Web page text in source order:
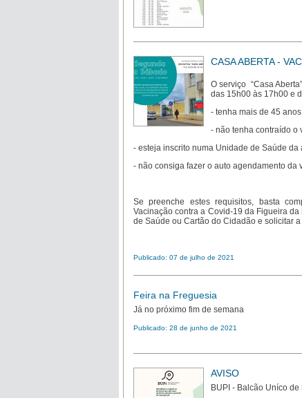
CASA ABERTA -
O serviço “Casa
das 15h00 às 17h00 e
- tenha mais de 45
- não tenha contraído o
- esteja inscrito numa Unidade de Saúde da
- não consiga fazer o auto agendamento da
Se preenche estes requisitos, basta
Vacinação contra a Covid-19 da Figueira
de Saúde ou Cartão do Cidadão e solicitar
Publicado: 07 de julho de 2021
Feira na Freguesia
Já no próximo fim de semana
Publicado: 28 de junho de 2021
AVISO
BUPI - Balcão Uníco de